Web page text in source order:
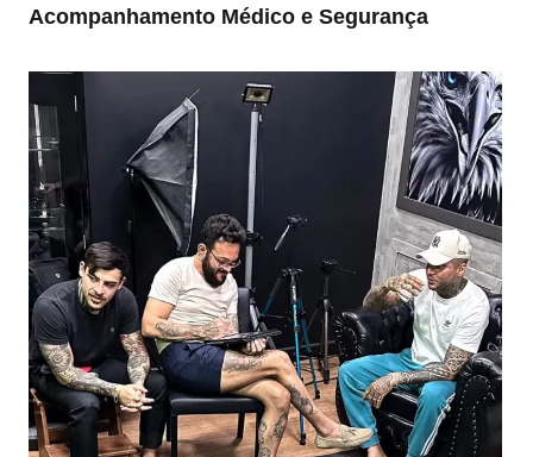
Acompanhamento Médico e Segurança